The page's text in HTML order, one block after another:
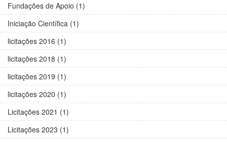
Fundações de Apoio (1)
Iniciação Científica (1)
licitações 2016 (1)
licitações 2018 (1)
licitações 2019 (1)
licitações 2020 (1)
Licitações 2021 (1)
Licitações 2023 (1)